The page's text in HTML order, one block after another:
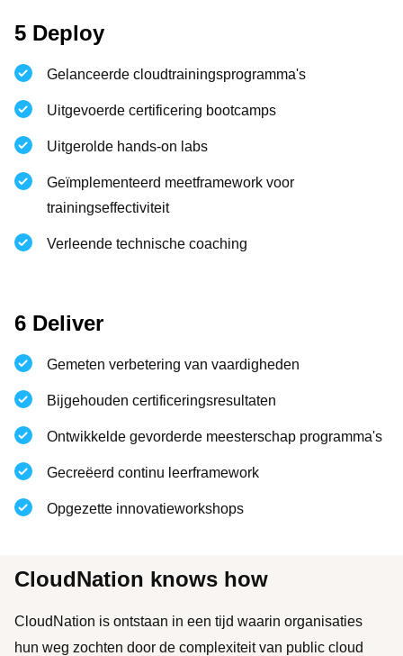
5 Deploy
Gelanceerde cloudtrainingsprogramma's
Uitgevoerde certificering bootcamps
Uitgerolde hands-on labs
Geïmplementeerd meetframework voor
trainingseffectiviteit
Verleende technische coaching
6 Deliver
Gemeten verbetering van vaardigheden
Bijgehouden certificeringsresultaten
Ontwikkelde gevorderde meesterschap programma's
Gecreëerd continu leerframework
Opgezette innovatieworkshops
CloudNation knows how
CloudNation is ontstaan in een tijd waarin organisaties
hun weg zochten door de complexiteit van public cloud